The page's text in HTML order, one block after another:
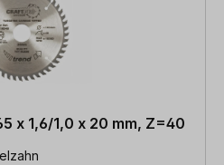
x 1,6/1,0 x 20 mm, Z=40